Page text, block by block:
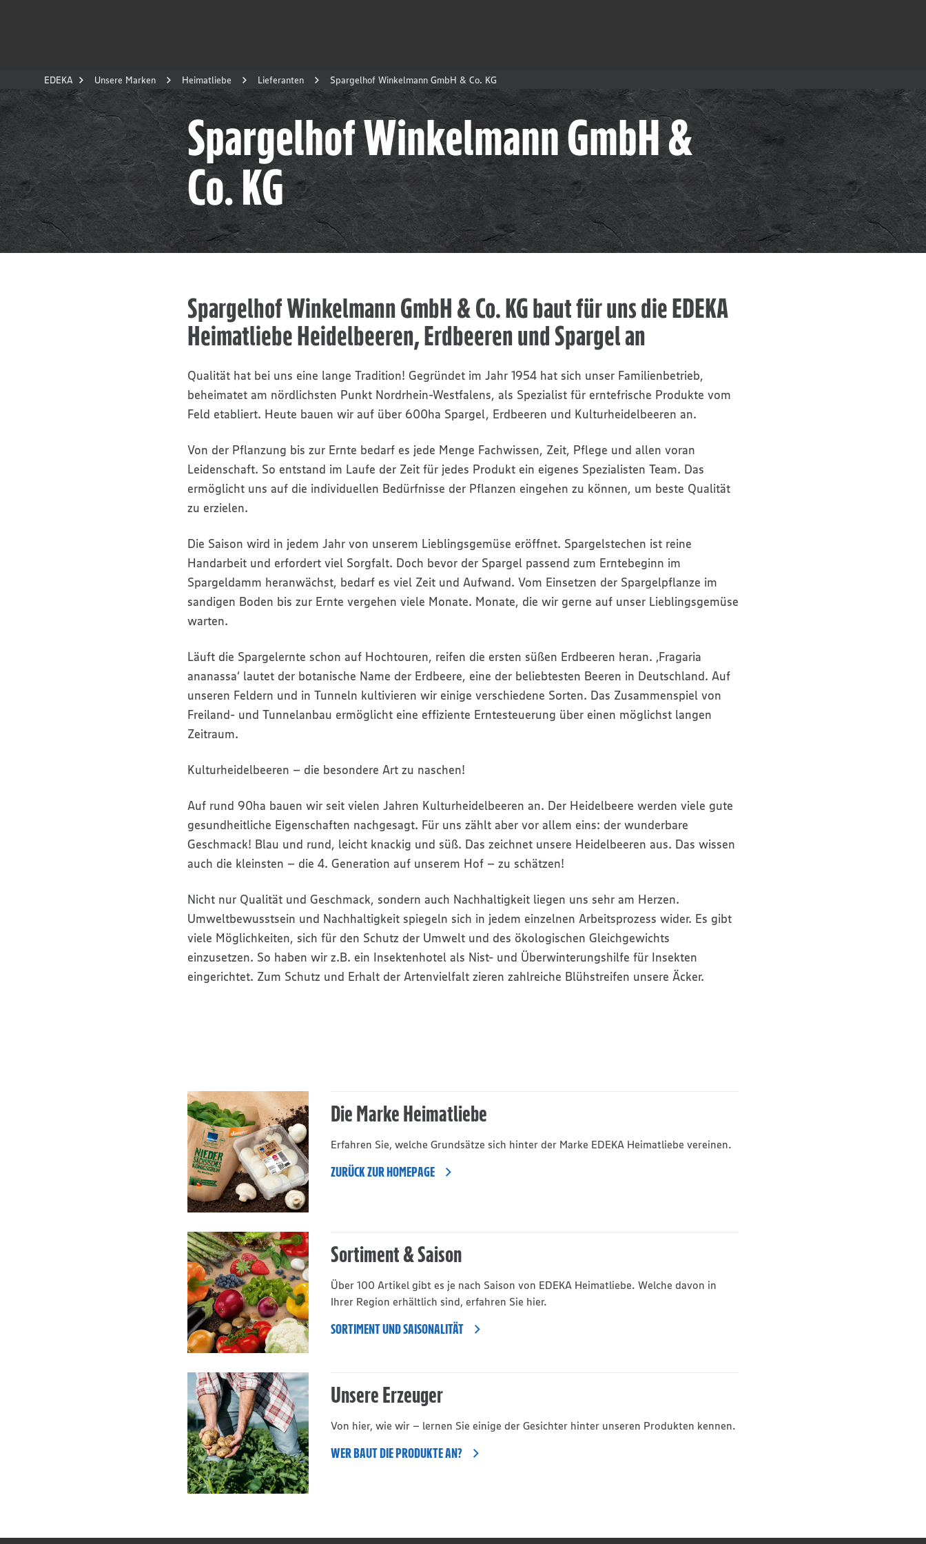
EDEKA Unsere Marken Heimatliebe Lieferanten Spargelhof Winkelmann GmbH & Co. KG
Spargelhof Winkelmann GmbH &
Co. KG
Spargelhof Winkelmann GmbH & Co. KG baut für uns die EDEKA
Heimatliebe Heidelbeeren, Erdbeeren und Spargel an
Qualität hat bei uns eine lange Tradition! Gegründet im Jahr 1954 hat sich unser Familienbetrieb,
beheimatet am nördlichsten Punkt Nordrhein-Westfalens, als Spezialist für erntefrische Produkte vom
Feld etabliert. Heute bauen wir auf über 600ha Spargel, Erdbeeren und Kulturheidelbeeren an.
Von der Pflanzung bis zur Ernte bedarf es jede Menge Fachwissen, Zeit, Pflege und allen voran
Leidenschaft. So entstand im Laufe der Zeit für jedes Produkt ein eigenes Spezialisten Team. Das
ermöglicht uns auf die individuellen Bedürfnisse der Pflanzen eingehen zu können, um beste Qualität
zu erzielen.
Die Saison wird in jedem Jahr von unserem Lieblingsgemüse eröffnet. Spargelstechen ist reine
Handarbeit und erfordert viel Sorgfalt. Doch bevor der Spargel passend zum Erntebeginn im
Spargeldamm heranwächst, bedarf es viel Zeit und Aufwand. Vom Einsetzen der Spargelpflanze im
sandigen Boden bis zur Ernte vergehen viele Monate. Monate, die wir gerne auf unser Lieblingsgemüse
warten.
Läuft die Spargelernte schon auf Hochtouren, reifen die ersten süßen Erdbeeren heran. ‚Fragaria
ananassa‘ lautet der botanische Name der Erdbeere, eine der beliebtesten Beeren in Deutschland. Auf
unseren Feldern und in Tunneln kultivieren wir einige verschiedene Sorten. Das Zusammenspiel von
Freiland- und Tunnelanbau ermöglicht eine effiziente Erntesteuerung über einen möglichst langen
Zeitraum.
Kulturheidelbeeren – die besondere Art zu naschen!
Auf rund 90ha bauen wir seit vielen Jahren Kulturheidelbeeren an. Der Heidelbeere werden viele gute
gesundheitliche Eigenschaften nachgesagt. Für uns zählt aber vor allem eins: der wunderbare
Geschmack! Blau und rund, leicht knackig und süß. Das zeichnet unsere Heidelbeeren aus. Das wissen
auch die kleinsten – die 4. Generation auf unserem Hof – zu schätzen!
Nicht nur Qualität und Geschmack, sondern auch Nachhaltigkeit liegen uns sehr am Herzen.
Umweltbewusstsein und Nachhaltigkeit spiegeln sich in jedem einzelnen Arbeitsprozess wider. Es gibt
viele Möglichkeiten, sich für den Schutz der Umwelt und des ökologischen Gleichgewichts
einzusetzen. So haben wir z.B. ein Insektenhotel als Nist- und Überwinterungshilfe für Insekten
eingerichtet. Zum Schutz und Erhalt der Artenvielfalt zieren zahlreiche Blühstreifen unsere Äcker.
Die Marke Heimatliebe
Erfahren Sie, welche Grundsätze sich hinter der Marke EDEKA Heimatliebe vereinen.
ZURÜCK ZUR HOMEPAGE
Sortiment & Saison
Über 100 Artikel gibt es je nach Saison von EDEKA Heimatliebe. Welche davon in
Ihrer Region erhältlich sind, erfahren Sie hier.
SORTIMENT UND SAISONALITÄT
Unsere Erzeuger
Von hier, wie wir – lernen Sie einige der Gesichter hinter unseren Produkten kennen.
WER BAUT DIE PRODUKTE AN?